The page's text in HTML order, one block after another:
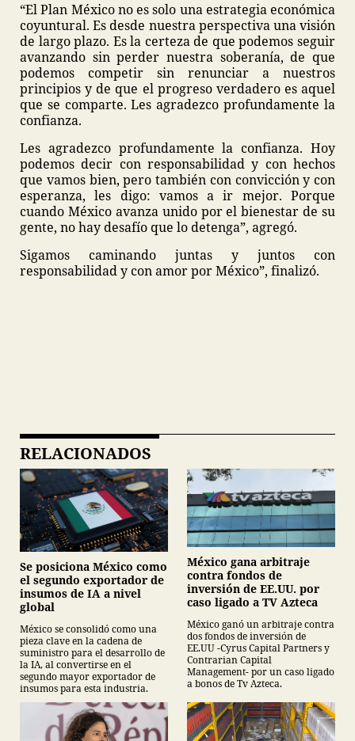
“El Plan México no es solo una estrategia económica
coyuntural. Es desde nuestra perspectiva una visión
de largo plazo. Es la certeza de que podemos seguir
avanzando sin perder nuestra soberanía, de que
podemos competir sin renunciar a nuestros
principios y de que el progreso verdadero es aquel
que se comparte. Les agradezco profundamente la
confianza.
Les agradezco profundamente la confianza. Hoy
podemos decir con responsabilidad y con hechos
que vamos bien, pero también con convicción y con
esperanza, les digo: vamos a ir mejor. Porque
cuando México avanza unido por el bienestar de su
gente, no hay desafío que lo detenga”, agregó.
Sigamos caminando juntas y juntos con
responsabilidad y con amor por México”, finalizó.
RELACIONADOS
Se posiciona México como
el segundo exportador de
insumos de IA a nivel
global
México se consolidó como una
pieza clave en la cadena de
suministro para el desarrollo de
la IA, al convertirse en el
segundo mayor exportador de
insumos para esta industria.
México gana arbitraje
contra fondos de
inversión de EE.UU. por
caso ligado a TV Azteca
México ganó un arbitraje contra
dos fondos de inversión de
EE.UU -Cyrus Capital Partners y
Contrarian Capital
Management- por un caso ligado
a bonos de Tv Azteca.